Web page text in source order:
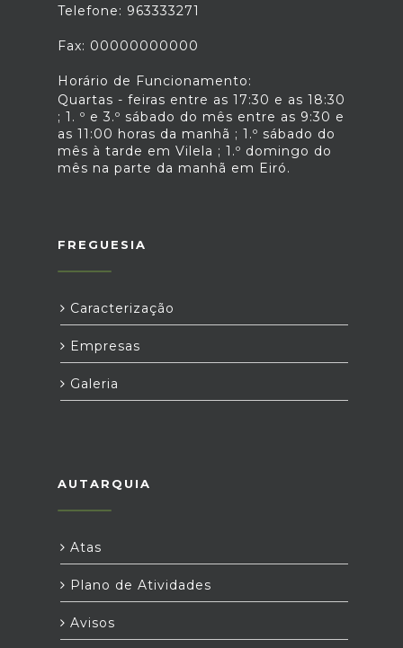
Telefone: 963333271
Fax: 00000000000
Horário de Funcionamento:
Quartas - feiras entre as 17:30 e as 18:30
; 1. º e 3.º sábado do mês entre as 9:30 e
as 11:00 horas da manhã ; 1.º sábado do
mês à tarde em Vilela ; 1.º domingo do
mês na parte da manhã em Eiró.
FREGUESIA
Caracterização
Empresas
Galeria
AUTARQUIA
Atas
Plano de Atividades
Avisos